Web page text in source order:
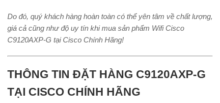
Do đó, quý khách hàng hoàn toàn có thể yên tâm về chất lượng,
giá cả cũng như độ uy tín khi mua sản phẩm Wifi Cisco
C9120AXP-G tại Cisco Chính Hãng!
THÔNG TIN ĐẶT HÀNG C9120AXP-G
TẠI CISCO CHÍNH HÃNG